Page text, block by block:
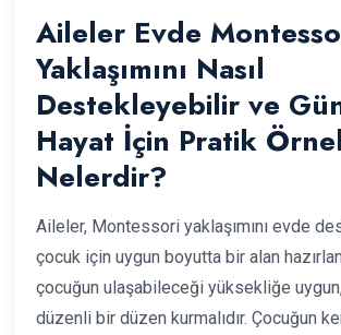
Aileler Evde
Yaklaşımını Nasıl
Destekleyebilir ve
Hayat İçin Pratik
Nelerdir?
Aileler, Montessori yaklaşımını evde
çocuk için uygun boyutta bir alan
çocuğun ulaşabileceği yüksekliğe
düzenli bir düzen kurmalıdır. Çocuğun